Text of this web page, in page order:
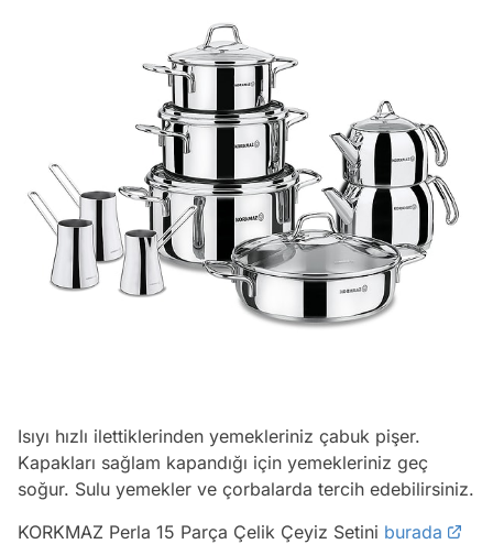
Isıyı hızlı ilettiklerinden yemekleriniz çabuk pişer.
Kapakları sağlam kapandığı için yemekleriniz geç
soğur. Sulu yemekler ve çorbalarda tercih edebilirsiniz.
KORKMAZ Perla 15 Parça Çelik Çeyiz Setini burada